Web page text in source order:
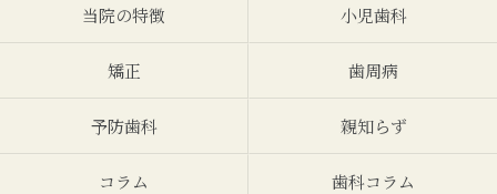
当院の特徴 小児歯科
矯正 歯周病
予防歯科 親知らず
コラム 歯科コラム